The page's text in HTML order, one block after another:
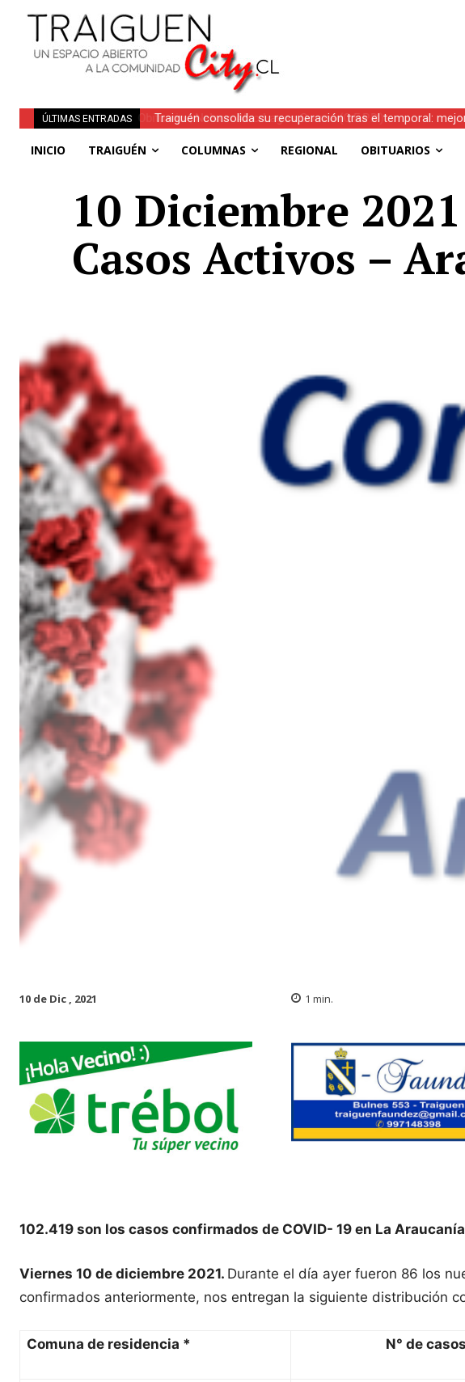
ÚLTIMAS ENTRADAS
Traiguén consolida su recuperación tras el temporal:
INICIO TRAIGUÉN COLUMNAS REGIONAL OBITUARIOS
10 Diciembre
Casos Activos –
10 de Dic , 2021 1 min.
102.419 son los casos confirmados de COVID- 19 en La
Viernes 10 de diciembre 2021. Durante el día ayer fueron 86 los
confirmados anteriormente, nos entregan la siguiente distribución
Comuna de residencia * N° de casos